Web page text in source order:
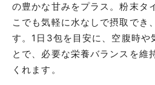
の豊かな甘みをプラス。粉末タ
こでも気軽に水なしで摂取でき
す。1日3包を目安に、空腹時や
とで、必要な栄養バランスを維
くれます。